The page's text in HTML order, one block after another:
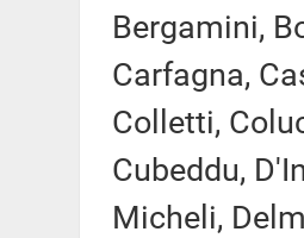
Bergamini,
Carfagna,
Colletti,
Cubeddu,
Micheli,